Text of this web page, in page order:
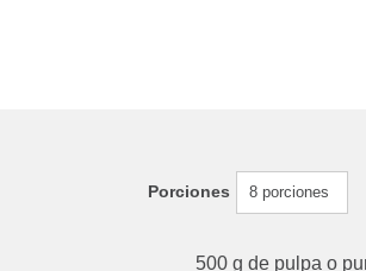
Porciones 8 porciones
500 g de pulpa o